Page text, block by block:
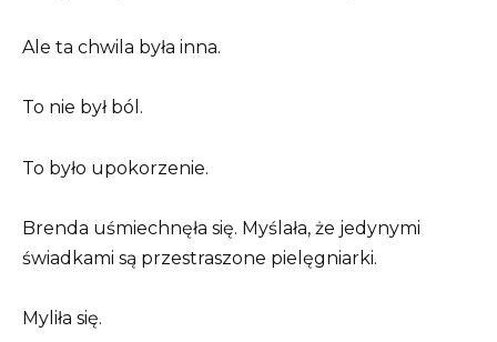
Ale ta chwila była inna.
To nie był ból.
To było upokorzenie.
Brenda uśmiechnęła się. Myślała, że jedynymi
świadkami są przestraszone pielęgniarki.
Myliła się.